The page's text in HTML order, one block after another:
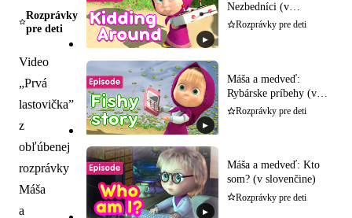
Rozprávky
pre deti
Video
„Prvá
lastovička”
z
obľúbenej
rozprávky
Máša
a
▶
Nezbedníci (v
slovenčine)
Rozprávky pre deti
▶
Máša a medveď:
Rybárske príbehy (v
slovenčine)
Rozprávky pre deti
▶
Máša a medveď: Kto
som? (v slovenčine)
Rozprávky pre deti